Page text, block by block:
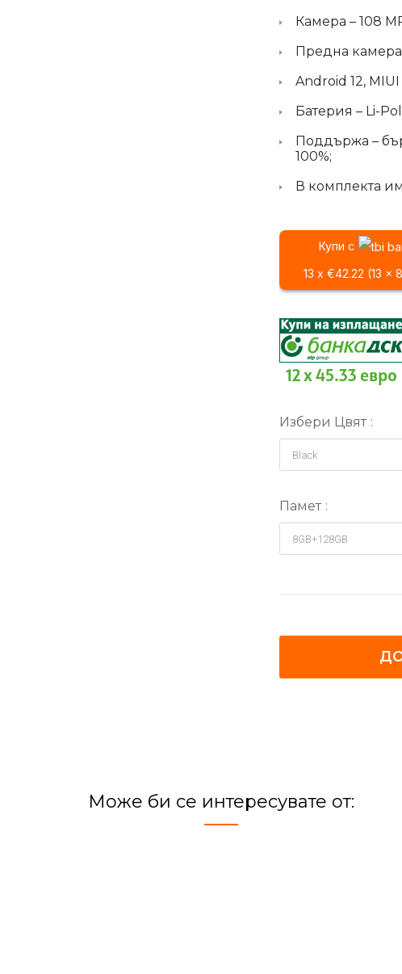
Камера – 108
Предна камера
Android 12, MIUI
Батерия – Li-
Поддържа –
100%;
В комплекта
Купи с
13 x €42.22 (13 x
12 x 45.33 евро
Избери Цвят
Памет
Може би се интересувате от: